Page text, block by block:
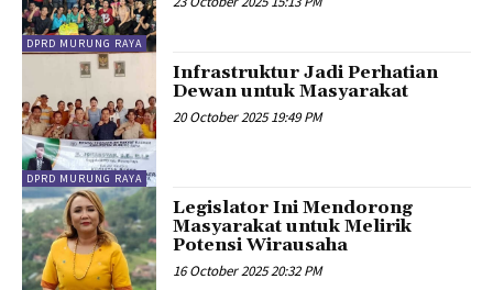
DPRD MURUNG RAYA
DPRD MURUNG RAYA
Infrastruktur Jadi Perhatian
Dewan untuk Masyarakat
20 October 2025 19:49 PM
Legislator Ini Mendorong
Masyarakat untuk Melirik
Potensi Wirausaha
16 October 2025 20:32 PM